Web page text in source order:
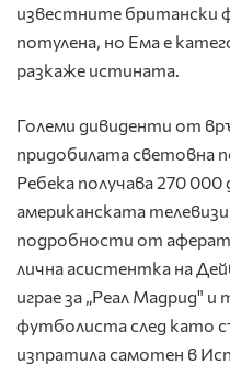
известните британски
потулена, но Ема е
разкаже истината.
Големи дивиденти от
придобилата световна
Ребека получава 270
американската
подробности от
лична асистентка на
играе за „Реал Мадрид" и
футболиста след като
изпратила самотен в